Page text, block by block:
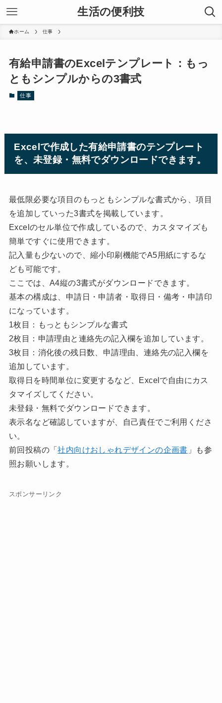
生活の便利技
ホーム 仕事
有給申請書のExcelテンプレート：もっ
ともシンプルからの3書式
仕事
Excelで作成した有給申請書のテンプレート
を、未登録・無料でダウンロードできます。
最低限必要な項目のもっともシンプルな書式から、項目
を追加していった3書式を掲載しています。
Excelのセル単位で作成しているので、カスタマイズも
簡単ですぐに使用できます。
記入量も少ないので、縮小印刷機能でA5用紙にするな
ども可能です。
ここでは、A4縦の3書式がダウンロードできます。
基本の構成は、申請日・申請者・取得日・備考・申請印
になっています。
1枚目：もっともシンプルな書式
2枚目：申請理由と連絡先の記入欄を追加しています。
3枚目：消化後の残日数、申請理由、連絡先の記入欄を
追加しています。
取得日を時間単位に変更するなど、Excelで自由にカス
タマイズしてください。
未登録・無料でダウンロードできます。
表示名など確認していますが、自己責任でご利用くださ
い。
前回投稿の「社内向けおしゃれデザインの企画書 」も参
照お願いします。
スポンサーリンク